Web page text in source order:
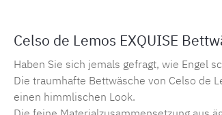
Celso de Lemos EXQUISE
Haben Sie sich jemals gefragt, wie Engel
Die traumhafte Bettwäsche von Celso de
einen himmlischen Look.